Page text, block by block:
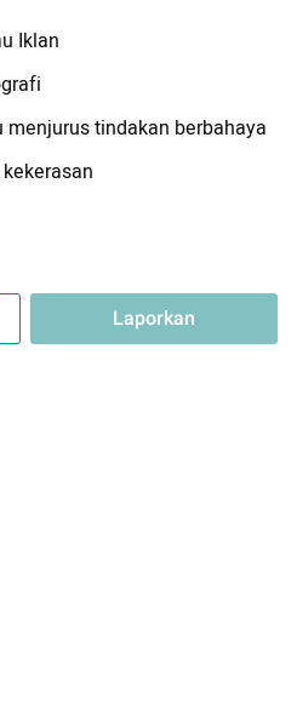
Iklan
tindakan berbahaya
Laporkan